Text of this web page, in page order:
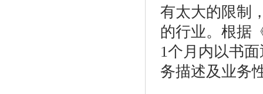
有太大的限制
的行业。根据
1个月内以书
务描述及业务